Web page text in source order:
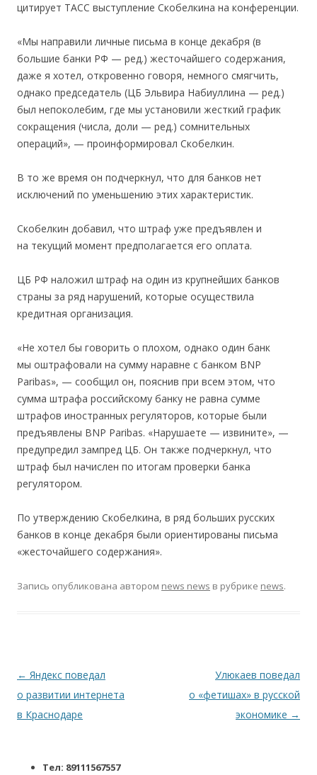
цитирует ТАСС выступление Скобелкина на конференции.
«Мы направили личные письма в конце декабря (в
большие банки РФ — ред.) жесточайшего содержания,
даже я хотел, откровенно говоря, немного смягчить,
однако председатель (ЦБ Эльвира Набиуллина — ред.)
был непоколебим, где мы установили жесткий график
сокращения (числа, доли — ред.) сомнительных
операций», — проинформировал Скобелкин.
В то же время он подчеркнул, что для банков нет
исключений по уменьшению этих характеристик.
Скобелкин добавил, что штраф уже предъявлен и
на текущий момент предполагается его оплата.
ЦБ РФ наложил штраф на один из крупнейших банков
страны за ряд нарушений, которые осуществила
кредитная организация.
«Не хотел бы говорить о плохом, однако один банк
мы оштрафовали на сумму наравне с банком BNP
Paribas», — сообщил он, пояснив при всем этом, что
сумма штрафа российскому банку не равна сумме
штрафов иностранных регуляторов, которые были
предъявлены BNP Paribas. «Нарушаете — извините», —
предупредил зампред ЦБ. Он также подчеркнул, что
штраф был начислен по итогам проверки банка
регулятором.
По утверждению Скобелкина, в ряд больших русских
банков в конце декабря были ориентированы письма
«жесточайшего содержания».
Запись опубликована автором news news в рубрике news.
Навигация по записям
← Яндекс поведал
о развитии интернета
в Краснодаре
Улюкаев поведал
о «фетишах» в русской
экономике →
Тел: 89111567557